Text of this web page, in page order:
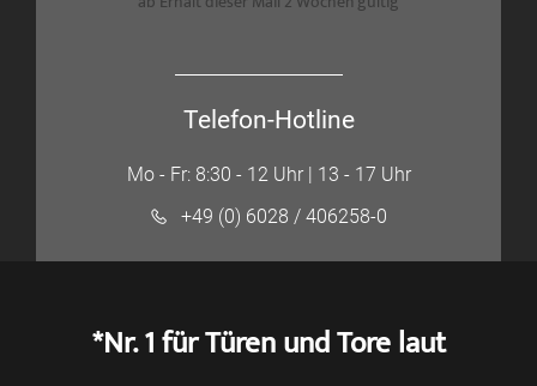
Telefon-Hotline
Mo - Fr: 8:30 - 12 Uhr | 13 - 17 Uhr
+49 (0) 6028 / 406258-0
*Nr. 1 für Türen und Tore laut